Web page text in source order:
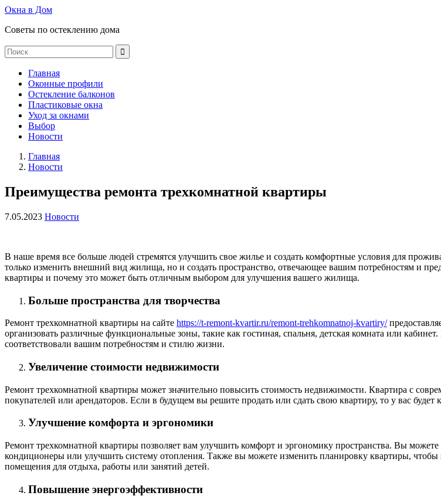
Окна в Дом
Советы по остеклению дома
Главная
Оконные профили
Остекление балконов
Пластиковые окна
Уход за окнами
Выбор
Новости
Главная
Новости
Преимущества ремонта трехкомнатной квартиры
7.05.2023 Новости
В наше время все больше людей стремятся улучшить свое жилье и создать комфортные условия для
только изменить внешний вид жилища, но и создать пространство, отвечающее вашим потребностям и
квартиры и почему это может быть отличным выбором для улучшения вашего жилища.
Больше пространства для творчества
Ремонт трехкомнатной квартиры на сайте https://t-remont-kvartir.ru/remont-trehkomnatnoj-kvartiry/
организовать различные функциональные зоны, такие как гостиная, спальня, детская комната или
соответствовали вашим потребностям и стилю жизни.
Увеличение стоимости недвижимости
Ремонт трехкомнатной квартиры может значительно повысить стоимость недвижимости. Квартира с
покупателей или арендаторов. Если в будущем вы решите продать или сдать свою квартиру, то у вас
Улучшение комфорта и эргономики
Ремонт трехкомнатной квартиры позволяет вам улучшить комфорт и эргономику пространства. Вы
кондиционеры или улучшить систему отопления. Также вы можете изменить планировку квартиры, чтобы
помещения для отдыха, работы или занятий детей.
Повышение энергоэффективности